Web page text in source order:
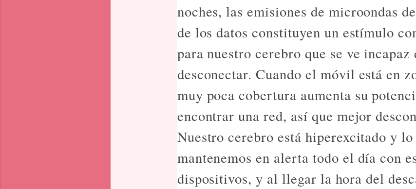
noches, las emisiones de microondas
de los datos constituyen un estímulo
para nuestro cerebro que se ve incapaz
desconectar. Cuando el móvil está en
muy poca cobertura aumenta su
encontrar una red, así que mejor
Nuestro cerebro está hiperexcitado y lo
mantenemos en alerta todo el día con
dispositivos, y al llegar la hora del